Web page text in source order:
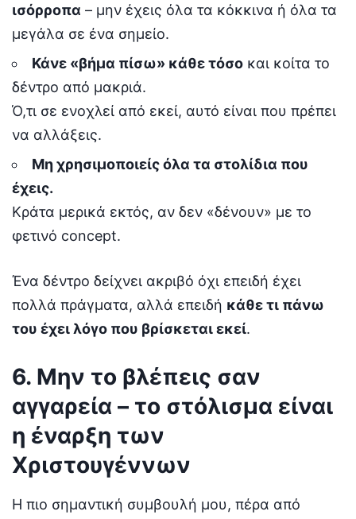
ισόρροπα – μην έχεις όλα τα κόκκινα ή όλα τα
μεγάλα σε ένα σημείο.
Κάνε «βήμα πίσω» κάθε τόσο και κοίτα το
δέντρο από μακριά.
Ό,τι σε ενοχλεί από εκεί, αυτό είναι που πρέπει
να αλλάξεις.
Μη χρησιμοποιείς όλα τα στολίδια που
έχεις.
Κράτα μερικά εκτός, αν δεν «δένουν» με το
φετινό concept.
Ένα δέντρο δείχνει ακριβό όχι επειδή έχει
πολλά πράγματα, αλλά επειδή κάθε τι πάνω
του έχει λόγο που βρίσκεται εκεί.
6. Μην το βλέπεις σαν
αγγαρεία – το στόλισμα είναι
η έναρξη των
Χριστουγέννων
Η πιο σημαντική συμβουλή μου, πέρα από